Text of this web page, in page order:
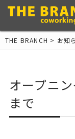
THE BRANCH > お知
オープニ
まで